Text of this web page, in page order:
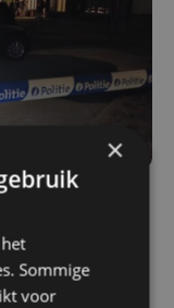
×
Sommige
voor